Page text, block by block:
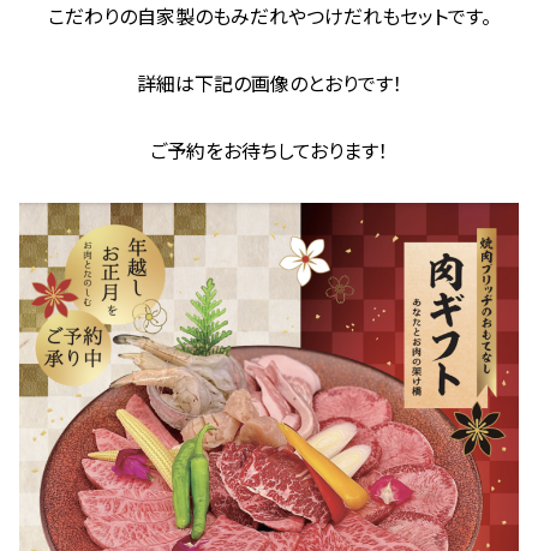
こだわりの自家製のもみだれやつけだれもセットです。
詳細は下記の画像のとおりです！
ご予約をお待ちしております！